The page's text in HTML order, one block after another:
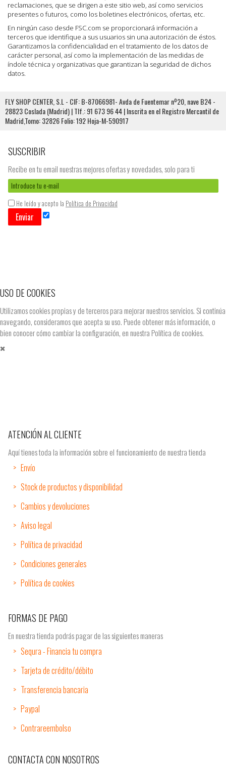
reclamaciones, que se dirigen a este sitio web, así como servicios
presentes o futuros, como los boletines electrónicos, ofertas, etc.
En ningún caso desde FSC.com se proporcionará información a
terceros que identifique a sus usuarios sin una autorización de éstos.
Garantizamos la confidencialidad en el tratamiento de los datos de
carácter personal, así como la implementación de las medidas de
índole técnica y organizativas que garantizan la seguridad de dichos
datos.
FLY SHOP CENTER, S.L - CIF: B-87066981- Avda de Fuentemar nº20, nave B24 -
28823 Coslada (Madrid) | Tlf.: 91 673 96 44 | Inscrita en el Registro Mercantil de
Madrid,Tomo: 32826 Folio: 192 Hoja-M-590917
SUSCRIBIR
Recibe en tu email nuestras mejores ofertas y novedades, solo para ti
He leído y acepto la Política de Privacidad
Enviar
USO DE COOKIES
Utilizamos cookies propias y de terceros para mejorar nuestros servicios. Si continúa
navegando, consideramos que acepta su uso. Puede obtener más información, o
bien conocer cómo cambiar la configuración, en nuestra Política de cookies.
ATENCIÓN AL CLIENTE
Aquí tienes toda la información sobre el funcionamiento de nuestra tienda
Envío
Stock de productos y disponibilidad
Cambios y devoluciones
Aviso legal
Política de privacidad
Condiciones generales
Política de cookies
FORMAS DE PAGO
En nuestra tienda podrás pagar de las siguientes maneras
Sequra - Financia tu compra
Tarjeta de crédito/débito
Transferencia bancaria
Paypal
Contrareembolso
CONTACTA CON NOSOTROS